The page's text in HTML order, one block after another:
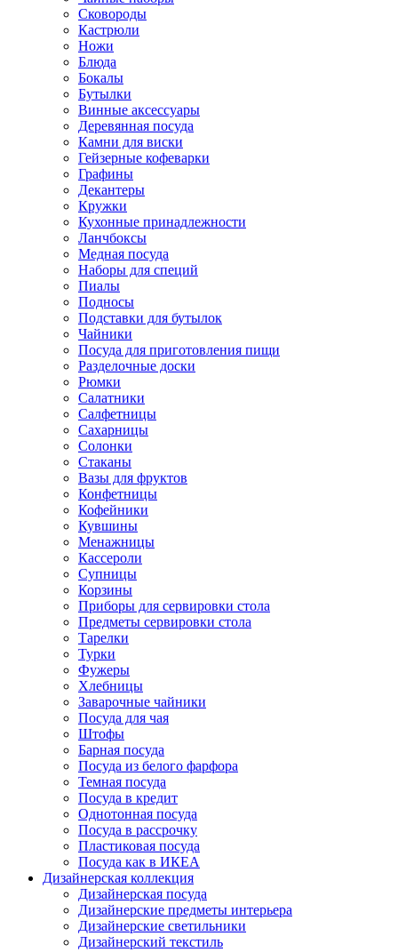
Сковороды
Кастрюли
Ножи
Блюда
Бокалы
Бутылки
Винные аксессуары
Деревянная посуда
Камни для виски
Гейзерные кофеварки
Графины
Декантеры
Кружки
Кухонные принадлежности
Ланчбоксы
Медная посуда
Наборы для специй
Пиалы
Подносы
Подставки для бутылок
Чайники
Посуда для приготовления пищи
Разделочные доски
Рюмки
Салатники
Салфетницы
Сахарницы
Солонки
Стаканы
Вазы для фруктов
Конфетницы
Кофейники
Кувшины
Менажницы
Кассероли
Супницы
Корзины
Приборы для сервировки стола
Предметы сервировки стола
Тарелки
Турки
Фужеры
Хлебницы
Заварочные чайники
Посуда для чая
Штофы
Барная посуда
Посуда из белого фарфора
Темная посуда
Посуда в кредит
Однотонная посуда
Посуда в рассрочку
Пластиковая посуда
Посуда как в ИКЕА
Дизайнерская коллекция
Дизайнерская посуда
Дизайнерские предметы интерьера
Дизайнерские светильники
Дизайнерский текстиль